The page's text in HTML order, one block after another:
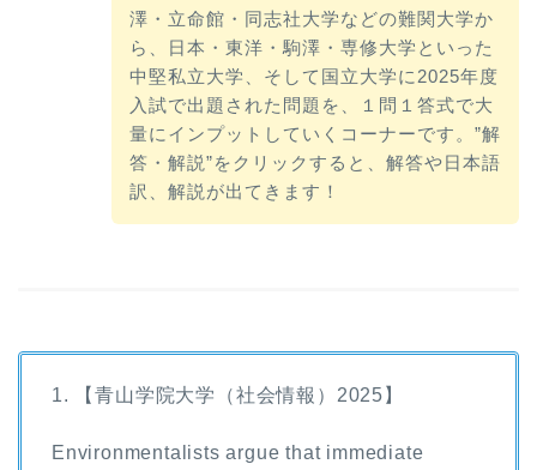
澤・立命館・同志社大学などの難関大学か
ら、日本・東洋・駒澤・専修大学といった
中堅私立大学、そして国立大学に2025年度
入試で出題された問題を、１問１答式で大
量にインプットしていくコーナーです。”解
答・解説”をクリックすると、解答や日本語
訳、解説が出てきます！
1. 【青山学院大学（社会情報）2025】
Environmentalists argue that immediate